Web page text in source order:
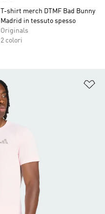
T-shirt merch DTMF Bad Bunny
Madrid in tessuto spesso
Originals
2 colori